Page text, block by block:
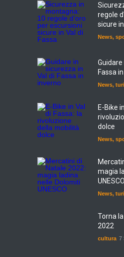
regole
sicure
News,
Fassa
News,
E-Bike
dolce
News,
magia
UNESCO
News,
Torna
2022
cultura 7